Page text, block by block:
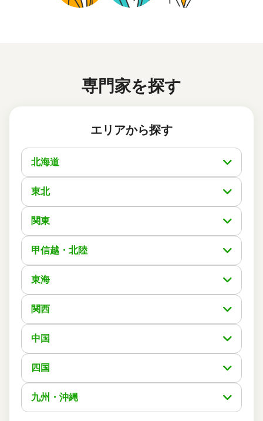
務所であると感じた。
この口コミの事務所詳細をみる
ご利用事務所名
話しやすさ 5説明のわかりやすさ 5対応スピード 5
価格の妥当性
依頼内容 相続登記依頼金額 6万円
ご利用時期
依頼に至った経緯
不動産名義変更するのに、3件のうちの最初の連絡での対
応等の雰囲気や話し方がめっちゃ良くて、スグ即決し手続
きを開始してもらう中、とてもわかりやすく説明と共に連
絡は随時、不安を抱く事なく、手続きをして頂いてるのに
とても感謝しております。
また、知人にも紹介をさせて頂こうとも思っております。
実際に依頼した感想
は答えていただける、またこれが私達素人からしたら本当
に安心出来、今後、私の周りにも是非是非紹介をしたいぐ
らいです！
専門家を探す
エリアから探す
北海道
東北
関東
中国
甲信越・北陸
関西
東海
四国
九州・沖縄